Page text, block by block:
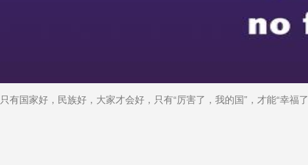
只有国家好，民族好，大家才会好，只有“厉害了，我的国”，才能“幸福